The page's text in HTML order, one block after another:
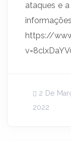
ataques e
https://
2 De
2022